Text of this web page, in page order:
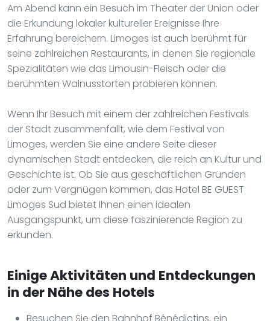
Am Abend kann ein Besuch im Theater der Union oder
die Erkundung lokaler kultureller Ereignisse Ihre
Erfahrung bereichern. Limoges ist auch berühmt für
seine zahlreichen Restaurants, in denen Sie regionale
Spezialitäten wie das Limousin-Fleisch oder die
berühmten Walnusstorten probieren können.
Wenn Ihr Besuch mit einem der zahlreichen Festivals
der Stadt zusammenfällt, wie dem Festival von
Limoges, werden Sie eine andere Seite dieser
dynamischen Stadt entdecken, die reich an Kultur und
Geschichte ist. Ob Sie aus geschäftlichen Gründen
oder zum Vergnügen kommen, das Hotel BE GUEST
Limoges Sud bietet Ihnen einen idealen
Ausgangspunkt, um diese faszinierende Region zu
erkunden.
Einige Aktivitäten und Entdeckungen
in der Nähe des Hotels
Besuchen Sie den Bahnhof Bénédictins, ein